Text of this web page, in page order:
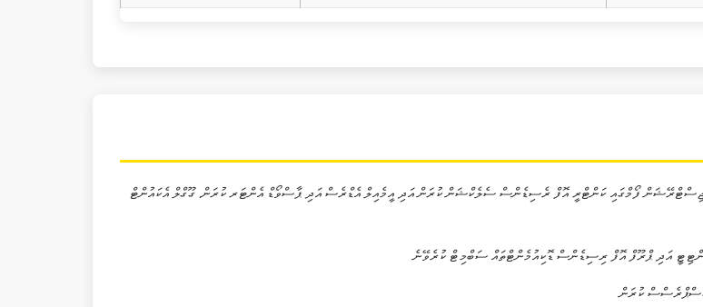
ފޯމްގައި ކަންޓްރީ އޮފް ރެސިޑެންސް ސެލެކްޝަން ކުރަން އަދި އީމެއިލް އެޑްރެސް އަދި ޕާސްވޯޑް އެންޓަރ ކުރަން. ގޫގްލް އެކައުންޓް